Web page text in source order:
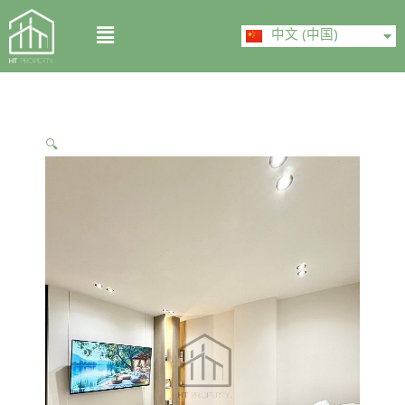
Skip
to
content
Menu 中文 (中国)
English
🔍